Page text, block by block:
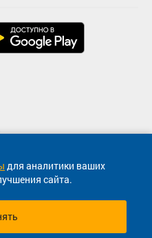
для аналитики ваших
сайта.
сервис продажи